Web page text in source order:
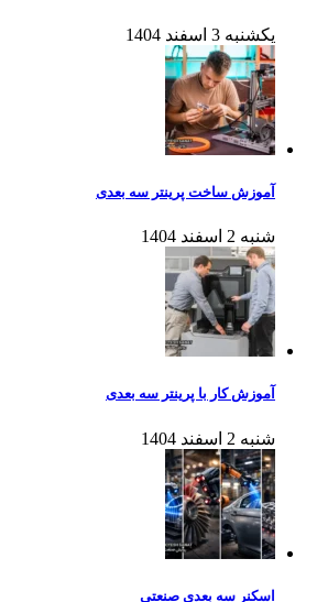
یکشنبه 3 اسفند 1404
آموزش ساخت پرینتر سه بعدی
شنبه 2 اسفند 1404
آموزش کار با پرینتر سه بعدی
شنبه 2 اسفند 1404
اسکنر سه بعدی صنعتی